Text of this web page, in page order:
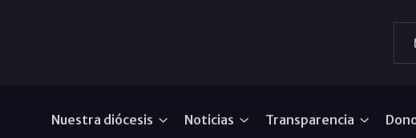
Nuestra diócesis Noticias Transparencia